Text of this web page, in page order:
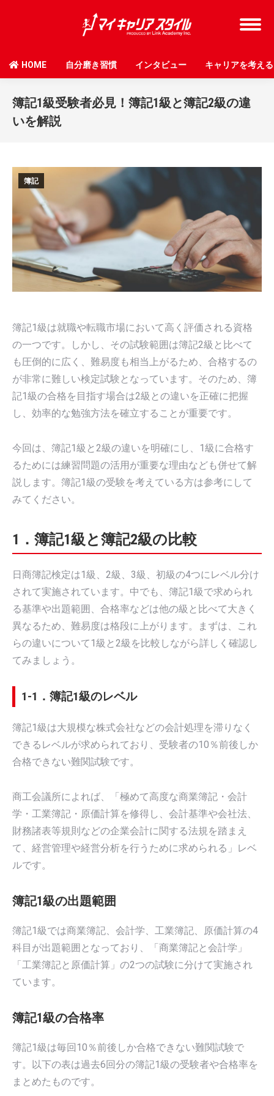
HOME 自分磨き習慣 インタビュー キャリアを考える
簿記1級受験者必見！簿記1級と簿記2級の違
いを解説
簿記
簿記1級は就職や転職市場において高く評価される資格
の一つです。しかし、その試験範囲は簿記2級と比べて
も圧倒的に広く、難易度も相当上がるため、合格するの
が非常に難しい検定試験となっています。そのため、簿
記1級の合格を目指す場合は2級との違いを正確に把握
し、効率的な勉強方法を確立することが重要です。
今回は、簿記1級と2級の違いを明確にし、1級に合格す
るためには練習問題の活用が重要な理由なども併せて解
説します。簿記1級の受験を考えている方は参考にして
みてください。
1．簿記1級と簿記2級の比較
日商簿記検定は1級、2級、3級、初級の4つにレベル分け
されて実施されています。中でも、簿記1級で求められ
る基準や出題範囲、合格率などは他の級と比べて大きく
異なるため、難易度は格段に上がります。まずは、これ
らの違いについて1級と2級を比較しながら詳しく確認し
てみましょう。
1-1．簿記1級のレベル
簿記1級は大規模な株式会社などの会計処理を滞りなく
できるレベルが求められており、受験者の10％前後しか
合格できない難関試験です。
商工会議所によれば、「極めて高度な商業簿記・会計
学・工業簿記・原価計算を修得し、会計基準や会社法、
財務諸表等規則などの企業会計に関する法規を踏まえ
て、経営管理や経営分析を行うために求められる」レベ
ルです。
簿記1級の出題範囲
簿記1級では商業簿記、会計学、工業簿記、原価計算の4
科目が出題範囲となっており、「商業簿記と会計学」
「工業簿記と原価計算」の2つの試験に分けて実施され
ています。
簿記1級の合格率
簿記1級は毎回10％前後しか合格できない難関試験で
す。以下の表は過去6回分の簿記1級の受験者や合格率を
まとめたものです。